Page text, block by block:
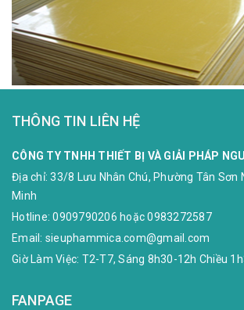
THÔNG TIN LIÊN HỆ
CÔNG TY TNHH THIẾT BỊ VÀ GIẢI PHÁP
Địa chỉ:33/8 Lưu Nhân Chú, Phường Tân Sơn
Minh
Hotline:0909790206 hoặc0983272587
Email: sieuphammica.com@gmail.com
Giờ Làm Việc: T2-T7, Sáng 8h30-12h Chiều
FANPAGE